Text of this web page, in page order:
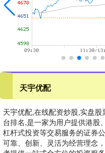
天宇优配
天宇优配,在线配资炒股,实盘
台排名,是一家为用户提供港股
杠杆式投资等交易服务的证券
可靠、创新、灵活为经营理念